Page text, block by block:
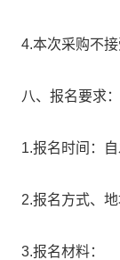
4.本次采购不接
八、报名要求：
1.报名时间：
2.报名方式、
3.报名材料：